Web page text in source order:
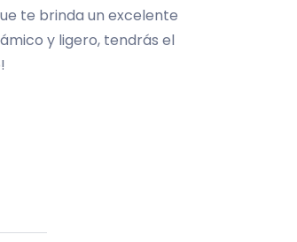
te brinda un excelente
y ligero, tendrás el